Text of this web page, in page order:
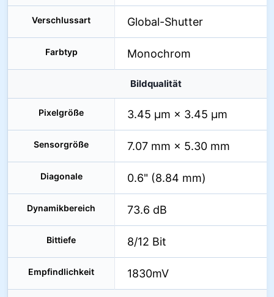
Verschlussart Global-Shutter
Farbtyp Monochrom
Bildqualität
Pixelgröße 3.45 µm × 3.45 µm
Sensorgröße 7.07 mm × 5.30 mm
Diagonale 0.6" (8.84 mm)
Dynamikbereich 73.6 dB
Bittiefe 8/12 Bit
Empfindlichkeit 1830mV